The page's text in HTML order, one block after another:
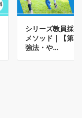
シリーズ教員採
メソッド｜【第
強法・や…